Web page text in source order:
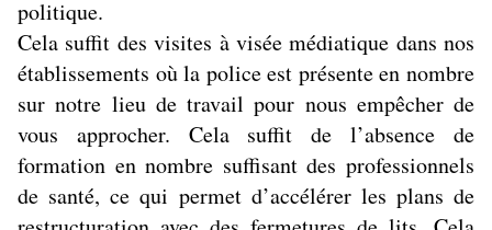
politique.
Cela suffit des visites à visée médiatique dans nos
établissements où la police est présente en nombre
sur notre lieu de travail pour nous empêcher de
vous approcher. Cela suffit de l’absence de
formation en nombre suffisant des professionnels
de santé, ce qui permet d’accélérer les plans de